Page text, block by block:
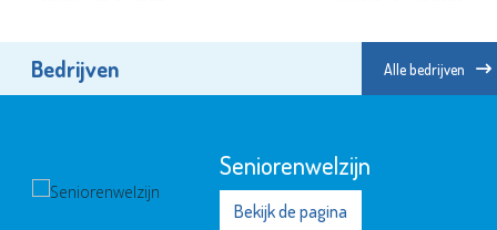
Bedrijven Alle bedrijven
Seniorenwelzijn
Bekijk de pagina